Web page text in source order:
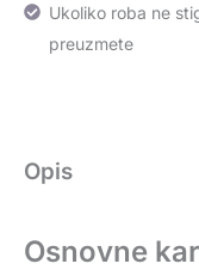
Ukoliko roba ne
preuzmete
Opis
Osnovne